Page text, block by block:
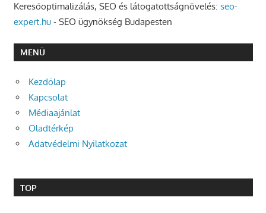
Keresőoptimalizálás, SEO és látogatottságnövelés: seo-
expert.hu- SEO ügynökség Budapesten
MENÜ
Kezdőlap
Kapcsolat
Médiaajánlat
Oladtérkép
Adatvédelmi Nyilatkozat
TOP